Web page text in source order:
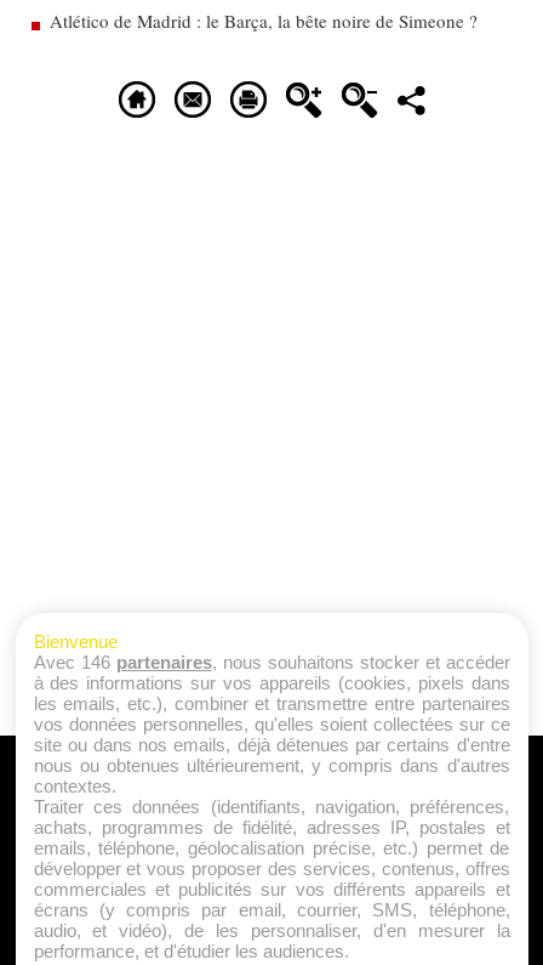
Atlético de Madrid : le Barça, la bête noire de Simeone ?
A PROPOS
Qui sommes nous ?
Mentions Légales
Publicité
Politique de Cookies
Contact
Bienvenue
Avec 146 partenaires, nous souhaitons stocker et accéder
à des informations sur vos appareils (cookies, pixels dans
les emails, etc.), combiner et transmettre entre partenaires
vos données personnelles, qu'elles soient collectées sur ce
site ou dans nos emails, déjà détenues par certains d'entre
nous ou obtenues ultérieurement, y compris dans d'autres
contextes.
Traiter ces données (identifiants, navigation, préférences,
achats, programmes de fidélité, adresses IP, postales et
emails, téléphone, géolocalisation précise, etc.) permet de
développer et vous proposer des services, contenus, offres
commerciales et publicités sur vos différents appareils et
écrans (y compris par email, courrier, SMS, téléphone,
audio, et vidéo), de les personnaliser, d'en mesurer la
performance, et d'étudier les audiences.